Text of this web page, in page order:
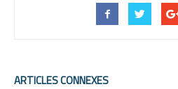
ARTICLES CONNEXES